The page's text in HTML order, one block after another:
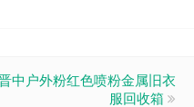
中户外粉红色喷粉金属旧衣
服回收箱